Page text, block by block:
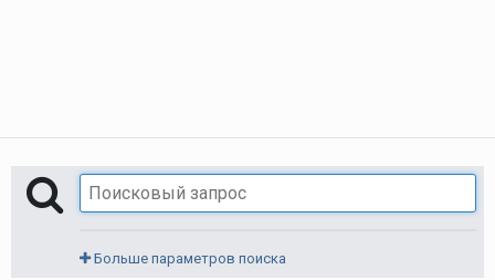
Больше параметров поиска